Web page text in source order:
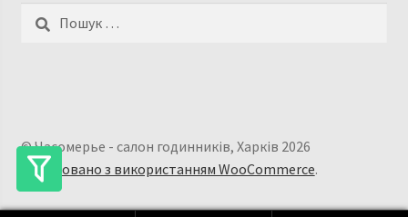
© Часомерье - салон годинників, Харків 2026
Побудовано з використанням WooCommerce.